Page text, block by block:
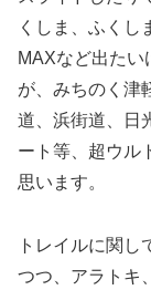
くしま、ふくし
MAXなど出たい
が、みちのく津
道、浜街道、日
ート等、超ウル
思います。
トレイルに関し
つつ、アラトキ